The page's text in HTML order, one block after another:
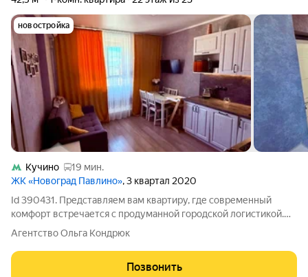
новостройка
Кучино
19 мин.
ЖК «Новоград Павлино», 3 квартал 2020
Id 390431. Представляем вам квартиру, где современный
комфорт встречается с продуманной городской логистикой.
Это готовое пространство для жизни, работы или инвестиций.
Главная особенность объекта удачное расположение на 22
этаже, откуда открывается
Агентство Ольга Кондрюк
Позвонить